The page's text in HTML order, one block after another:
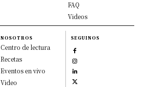
FAQ
Videos
NOSOTROS
Centro de lectura
Recetas
Eventos en vivo
Video
SEGUINOS